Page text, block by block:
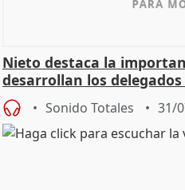
Nieto destaca la
desarrollan los
Sonido Totales 31/